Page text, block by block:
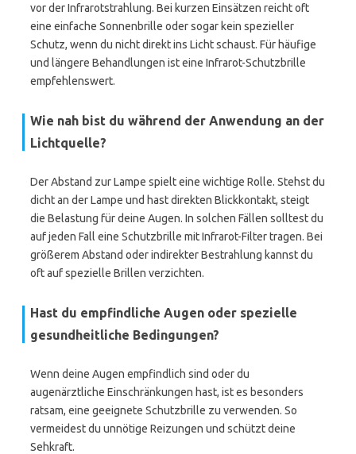
vor der Infrarotstrahlung. Bei kurzen Einsätzen reicht oft
eine einfache Sonnenbrille oder sogar kein spezieller
Schutz, wenn du nicht direkt ins Licht schaust. Für häufige
und längere Behandlungen ist eine Infrarot-Schutzbrille
empfehlenswert.
Wie nah bist du während der Anwendung an der
Lichtquelle?
Der Abstand zur Lampe spielt eine wichtige Rolle. Stehst du
dicht an der Lampe und hast direkten Blickkontakt, steigt
die Belastung für deine Augen. In solchen Fällen solltest du
auf jeden Fall eine Schutzbrille mit Infrarot-Filter tragen. Bei
größerem Abstand oder indirekter Bestrahlung kannst du
oft auf spezielle Brillen verzichten.
Hast du empfindliche Augen oder spezielle
gesundheitliche Bedingungen?
Wenn deine Augen empfindlich sind oder du
augenärztliche Einschränkungen hast, ist es besonders
ratsam, eine geeignete Schutzbrille zu verwenden. So
vermeidest du unnötige Reizungen und schützt deine
Sehkraft.